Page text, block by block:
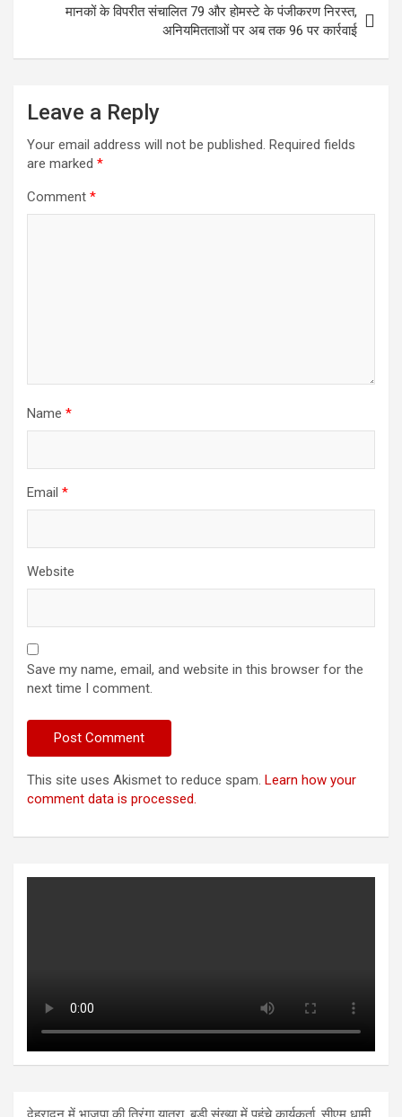
मानकों के विपरीत संचालित 79 और होमस्टे के पंजीकरण निरस्त,
अनियमितताओं पर अब तक 96 पर कार्रवाई
Leave a Reply
Your email address will not be published. Required fields
are marked *
Comment *
Name *
Email *
Website
Save my name, email, and website in this browser for the
next time I comment.
This site uses Akismet to reduce spam. Learn how your
comment data is processed.